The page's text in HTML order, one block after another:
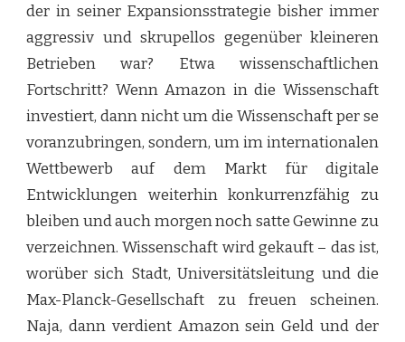
der in seiner Expansionsstrategie bisher immer
aggressiv und skrupellos gegenüber kleineren
Betrieben war? Etwa wissenschaftlichen
Fortschritt? Wenn Amazon in die Wissenschaft
investiert, dann nicht um die Wissenschaft per se
voranzubringen, sondern, um im internationalen
Wettbewerb auf dem Markt für digitale
Entwicklungen weiterhin konkurrenzfähig zu
bleiben und auch morgen noch satte Gewinne zu
verzeichnen. Wissenschaft wird gekauft – das ist,
worüber sich Stadt, Universitätsleitung und die
Max-Planck-Gesellschaft zu freuen scheinen.
Naja, dann verdient Amazon sein Geld und der